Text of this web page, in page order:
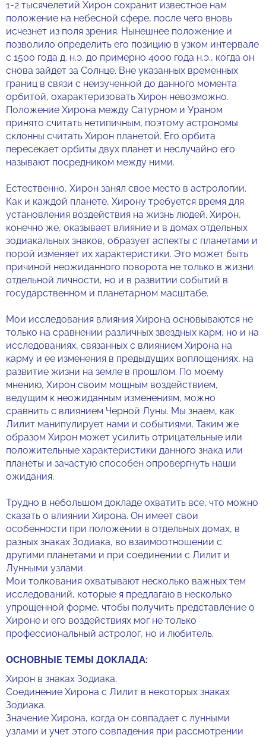
1-2 тысячелетий Хирон сохранит известное нам
положение на небесной сфере, после чего вновь
исчезнет из поля зрения. Нынешнее положение и
позволило определить его позицию в узком интервале
с 1500 года д. н.э. до примерно 4000 года н.э., когда он
снова зайдет за Солнце. Вне указанных временных
границ в связи с неизученной до данного момента
орбитой, охарактеризовать Хирон невозможно.
Положение Хирона между Сатурном и Ураном
принято считать нетипичным, поэтому астрономы
склонны считать Хирон планетой. Его орбита
пересекает орбиты двух планет и неслучайно его
называют посредником между ними.
Естественно, Хирон занял свое место в астрологии.
Как и каждой планете, Хирону требуется время для
установления воздействия на жизнь людей. Хирон,
конечно же, оказывает влияние и в домах отдельных
зодиакальных знаков, образует аспекты с планетами и
порой изменяет их характеристики. Это может быть
причиной неожиданного поворота не только в жизни
отдельной личности, но и в развитии событий в
государственном и планетарном масштабе.
Мои исследования влияния Хирона основываются не
только на сравнении различных звездных карм, но и на
исследованиях, связанных с влиянием Хирона на
карму и ее изменения в предыдущих воплощениях, на
развитие жизни на земле в прошлом. По моему
мнению, Хирон своим мощным воздействием,
ведущим к неожиданным изменениям, можно
сравнить с влиянием Черной Луны. Мы знаем, как
Лилит манипулирует нами и событиями. Таким же
образом Хирон может усилить отрицательные или
положительные характеристики данного знака или
планеты и зачастую способен опровергнуть наши
ожидания.
Трудно в небольшом докладе охватить все, что можно
сказать о влиянии Хирона. Он имеет свои
особенности при положении в отдельных домах, в
разных знаках Зодиака, во взаимоотношении с
другими планетами и при соединении с Лилит и
Лунными узлами.
Мои толкования охватывают несколько важных тем
исследований, которые я предлагаю в несколько
упрощенной форме, чтобы получить представление о
Хироне и его воздействиях мог не только
профессиональный астролог, но и любитель.
ОСНОВНЫЕ ТЕМЫ ДОКЛАДА:
Хирон в знаках Зодиака.
Соединение Хирона с Лилит в некоторых знаках
Зодиака.
Значение Хирона, когда он совпадает с лунными
узлами и учет этого совпадения при рассмотрении